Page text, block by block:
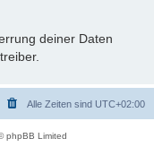
deiner Daten
Alle Zeiten sind UTC+02:00
phpBB Limited